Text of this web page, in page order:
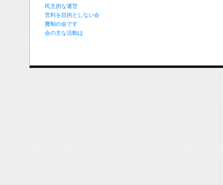
民主的な運営
営利を目的としない会
費制の会です
会の主な活動は